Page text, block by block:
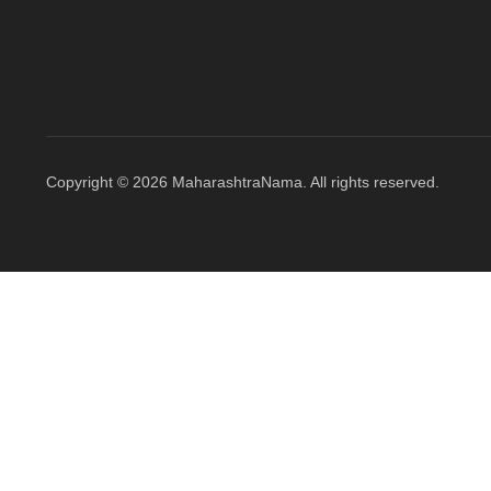
Copyright © 2026 MaharashtraNama. All rights reserved.